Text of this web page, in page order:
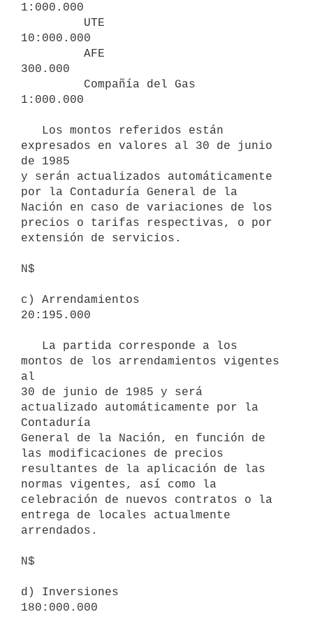
1:000.000
10:000.000
300.000
1:000.000
expresados en valores al 30 de junio
de 1985
y serán actualizados automáticamente
por la Contaduría General de la
Nación en caso de variaciones de los
precios o tarifas respectivas, o por
extensión de servicios.
N$
c) Arrendamientos
20:195.000
montos de los arrendamientos vigentes
al
30 de junio de 1985 y será
actualizado automáticamente por la
Contaduría
General de la Nación, en función de
las modificaciones de precios
resultantes de la aplicación de las
normas vigentes, así como la
celebración de nuevos contratos o la
entrega de locales actualmente
arrendados.
N$
d) Inversiones
180:000.000